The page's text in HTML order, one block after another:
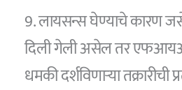
9. लायसन्स घेण्याचे कारण
दिली गेली असेल तर
धमकी दर्शविणार्‍या तक्रारीची